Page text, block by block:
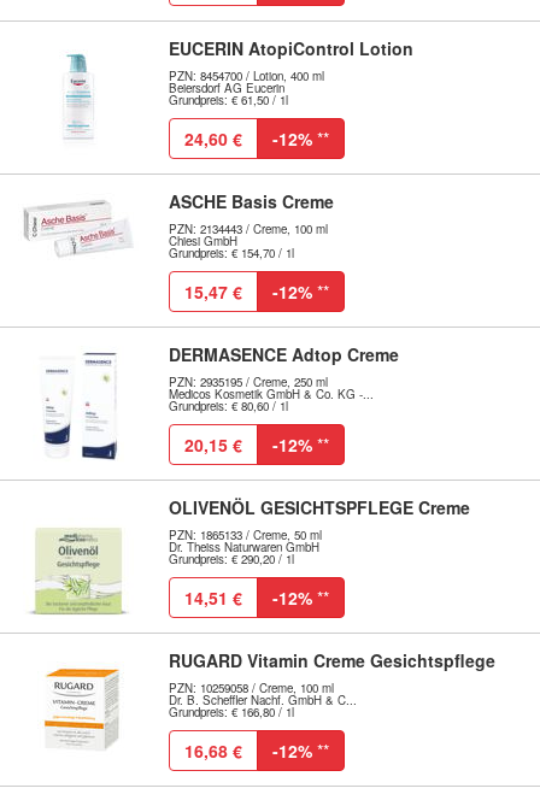
EUCERIN AtopiControl Lotion
PZN: 8454700 / Lotion, 400 ml
Beiersdorf AG Eucerin
Grundpreis: € 61,50 / 1l
24,60 € -12% **
ASCHE Basis Creme
PZN: 2134443 / Creme, 100 ml
Chiesi GmbH
Grundpreis: € 154,70 / 1l
15,47 € -12% **
DERMASENCE Adtop Creme
PZN: 2935195 / Creme, 250 ml
Medicos Kosmetik GmbH & Co. KG -...
Grundpreis: € 80,60 / 1l
20,15 € -12% **
OLIVENÖL GESICHTSPFLEGE Creme
PZN: 1865133 / Creme, 50 ml
Dr. Theiss Naturwaren GmbH
Grundpreis: € 290,20 / 1l
14,51 € -12% **
RUGARD Vitamin Creme Gesichtspflege
PZN: 10259058 / Creme, 100 ml
Dr. B. Scheffler Nachf. GmbH & C...
Grundpreis: € 166,80 / 1l
16,68 € -12% **